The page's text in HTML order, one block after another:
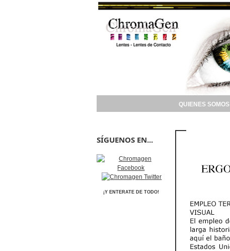
QUIENES SOMOS
SÍGUENOS EN...
¡Y ENTERATE DE TODO!